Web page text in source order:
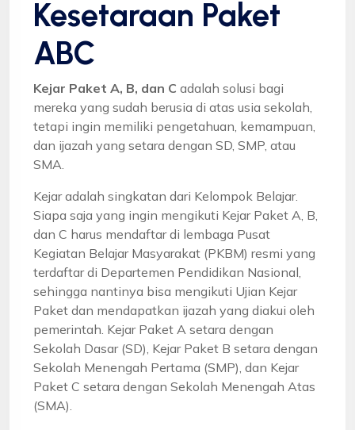
Kesetaraan Paket
ABC
Kejar Paket A, B, dan C adalah solusi bagi
mereka yang sudah berusia di atas usia sekolah,
tetapi ingin memiliki pengetahuan, kemampuan,
dan ijazah yang setara dengan SD, SMP, atau
SMA.
Kejar adalah singkatan dari Kelompok Belajar.
Siapa saja yang ingin mengikuti Kejar Paket A, B,
dan C harus mendaftar di lembaga Pusat
Kegiatan Belajar Masyarakat (PKBM) resmi yang
terdaftar di Departemen Pendidikan Nasional,
sehingga nantinya bisa mengikuti Ujian Kejar
Paket dan mendapatkan ijazah yang diakui oleh
pemerintah. Kejar Paket A setara dengan
Sekolah Dasar (SD), Kejar Paket B setara dengan
Sekolah Menengah Pertama (SMP), dan Kejar
Paket C setara dengan Sekolah Menengah Atas
(SMA).